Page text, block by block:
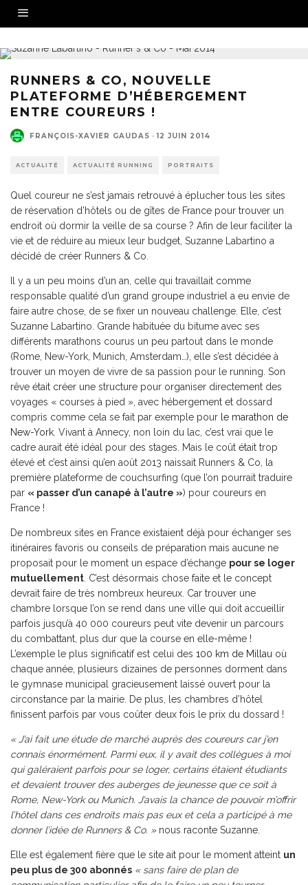
RUNNERS & CO, NOUVELLE
PLATEFORME D’HÉBERGEMENT
ENTRE COUREURS !
FRANÇOIS-XAVIER GAUDAS · 12 JUIN 2014
ACTUALITÉ ACTUALITÉ RUNNING PORTRAITS
Quel coureur ne s’est jamais retrouvé à éplucher tous les sites
de réservation d’hôtels ou de gîtes de France pour trouver un
endroit où dormir la veille de sa course ? Afin de leur faciliter la
vie et de réduire au mieux leur budget, Suzanne Labartino a
décidé de créer Runners & Co.
Il y a un peu moins d’un an, celle qui travaillait comme
responsable qualité d’un grand groupe industriel a eu envie de
faire autre chose, de se fixer un nouveau challenge. Elle, c’est
Suzanne Labartino. Grande habituée du bitume avec ses
différents marathons courus un peu partout dans le monde
(Rome, New-York, Munich, Amsterdam…), elle s’est décidée à
trouver un moyen de vivre de sa passion pour le running. Son
rêve était créer une structure pour organiser directement des
voyages « courses à pied », avec hébergement et dossard
compris comme cela se fait par exemple pour le marathon de
New-York . Vivant à Annecy, non loin du lac, c’est vrai que le
cadre aurait été idéal pour des stages. Mais le coût était trop
élevé et c’est ainsi qu’en août 2013 naissait Runners & Co, la
première plateforme de couchsurfing (que l’on pourrait traduire
par « passer d’un canapé à l’autre ») pour coureurs en
France !
De nombreux sites en France existaient déjà pour échanger ses
itinéraires favoris ou conseils de préparation mais aucune ne
proposait pour le moment un espace d’échange pour se loger
mutuellement . C’est désormais chose faite et le concept
devrait faire de très nombreux heureux. Car trouver une
chambre lorsque l’on se rend dans une ville qui doit accueillir
parfois jusqu’à 40 000 coureurs peut vite devenir un parcours
du combattant, plus dur que la course en elle-même !
L’exemple le plus significatif est celui des 100 km de Millau où
chaque année, plusieurs dizaines de personnes dorment dans
le gymnase municipal gracieusement laissé ouvert pour la
circonstance par la mairie. De plus, les chambres d’hôtel
finissent parfois par vous coûter deux fois le prix du dossard !
« J’ai fait une étude de marché auprès des coureurs car j’en
connais énormément. Parmi eux, il y avait des collègues à moi
qui galéraient parfois pour se loger, certains étaient étudiants
et devaient trouver des auberges de jeunesse que ce soit à
Rome, New-York ou Munich. J’avais la chance de pouvoir m’offrir
l’hôtel dans ces endroits mais pas eux et cela a participé à me
donner l’idée de Runners & Co. » nous raconte Suzanne.
Elle est également fière que le site ait pour le moment atteint un
peu plus de 300 abonnés « sans faire de plan de